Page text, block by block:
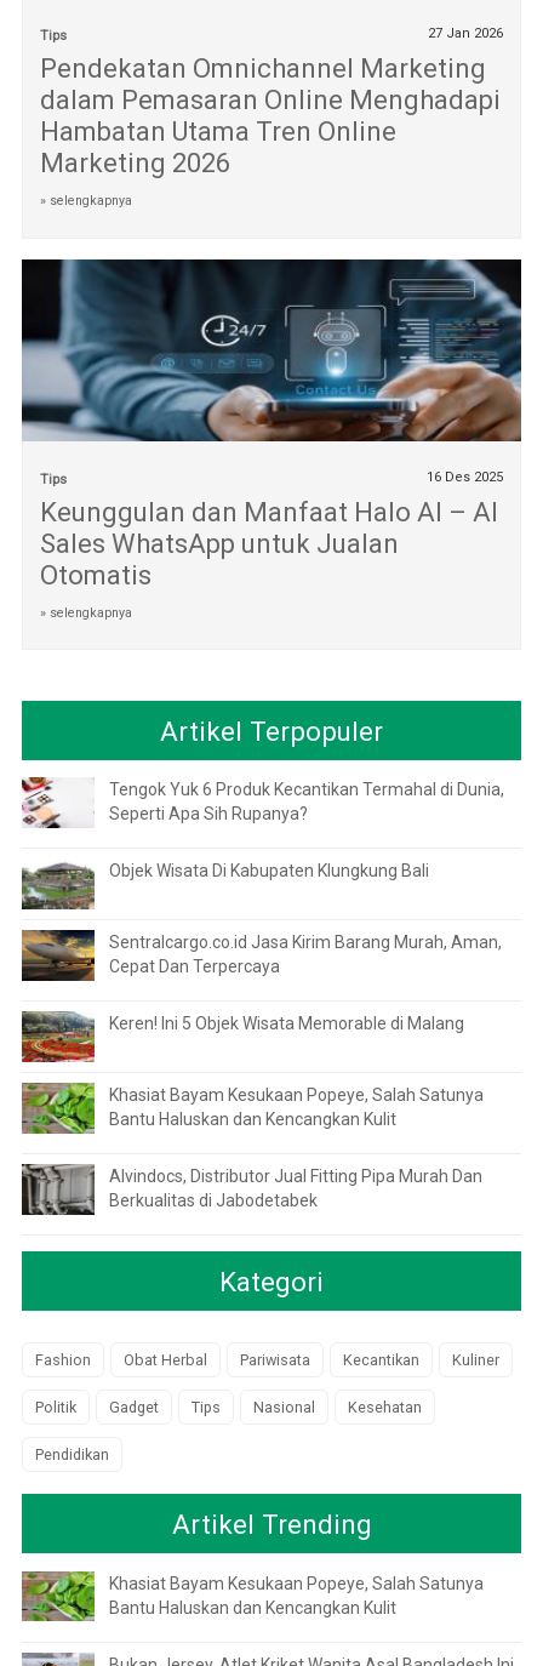
Tips 27 Jan 2026
Pendekatan Omnichannel Marketing
dalam Pemasaran Online Menghadapi
Hambatan Utama Tren Online
Marketing 2026
» selengkapnya
Tips 16 Des 2025
Keunggulan dan Manfaat Halo AI – AI
Sales WhatsApp untuk Jualan
Otomatis
» selengkapnya
Artikel Terpopuler
Tengok Yuk 6 Produk Kecantikan Termahal di Dunia,
Seperti Apa Sih Rupanya?
Objek Wisata Di Kabupaten Klungkung Bali
Sentralcargo.co.id Jasa Kirim Barang Murah, Aman,
Cepat Dan Terpercaya
Keren! Ini 5 Objek Wisata Memorable di Malang
Khasiat Bayam Kesukaan Popeye, Salah Satunya
Bantu Haluskan dan Kencangkan Kulit
Alvindocs, Distributor Jual Fitting Pipa Murah Dan
Berkualitas di Jabodetabek
Kategori
Fashion Obat Herbal Pariwisata Kecantikan Kuliner
Politik Gadget Tips Nasional Kesehatan
Pendidikan
Artikel Trending
Khasiat Bayam Kesukaan Popeye, Salah Satunya
Bantu Haluskan dan Kencangkan Kulit